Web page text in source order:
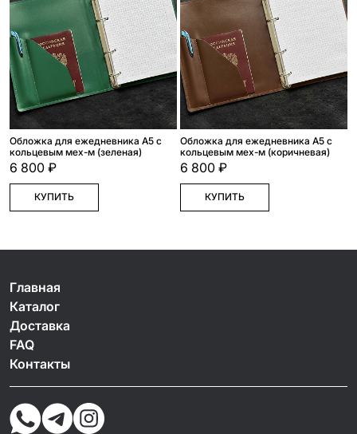
Обложка для ежедневника А5 с
кольцевым мех-м (зеленая)
6 800 ₽
КУПИТЬ
Обложка для ежедневника А5 с
кольцевым мех-м (коричневая)
6 800 ₽
КУПИТЬ
Главная
Каталог
Доставка
FAQ
Контакты